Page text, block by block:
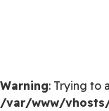
Warning: Trying to
/var/www/